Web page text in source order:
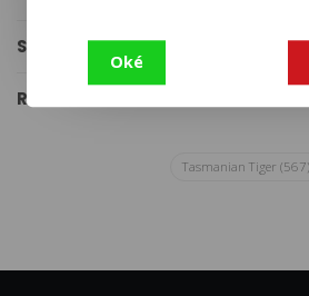
Specificaties
Reviews
Tasmanian Tiger (567)
Oké